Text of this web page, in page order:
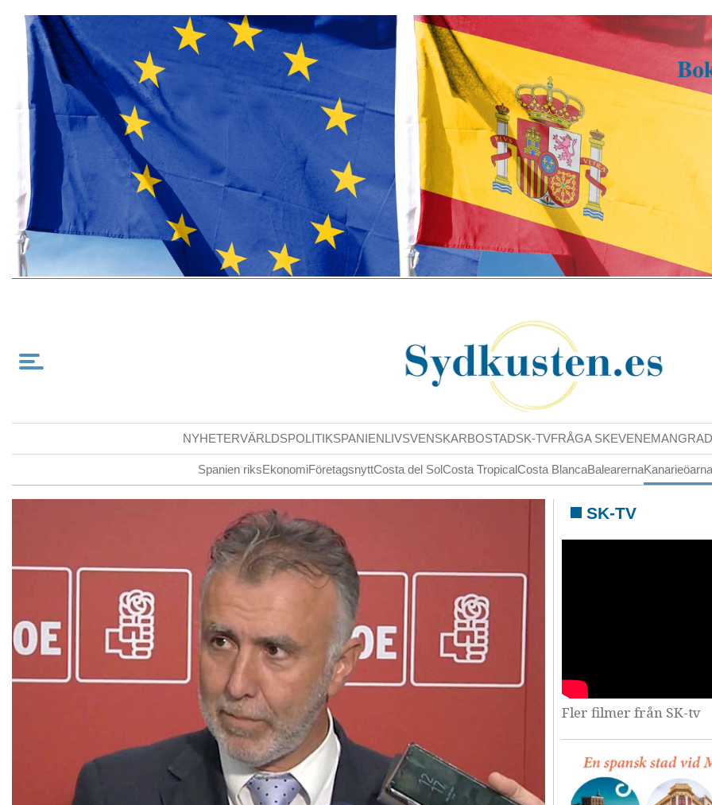
NYHETERVÄRLDSPOLITIKSPANIENLIVSVENSKARBOSTADSK-TVFRÅGA SKEVENEMANG
Spanien riksEkonomiFöretagsnyttCosta del SolCosta TropicalCosta BlancaBalearerna
SK-TV
Fler filmer från SK-tv